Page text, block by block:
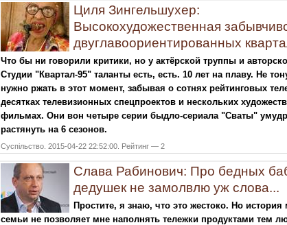
Циля Зингельшухер:
Высокохудожественная
двуглавоориентированных
Что бы ни говорили критики, но у актёрской труппы и
Студии "Квартал-95" таланты есть, есть. 10 лет на плаву. Не
нужно ржать в этот момент, забывая о сотнях рейтинговых
десятках телевизионных спецпроектов и нескольких
фильмах. Они вон четыре серии быдло-сериала "Сваты"
растянуть на 6 сезонов.
Суспільство. 2015-04-22 22:52:00. Рейтинг — 2
Слава Рабинович: Про бедных
дедушек не замолвлю уж слова...
Простите, я знаю, что это жестоко. Но история
семьи не позволяет мне наполнять тележки продуктами тем